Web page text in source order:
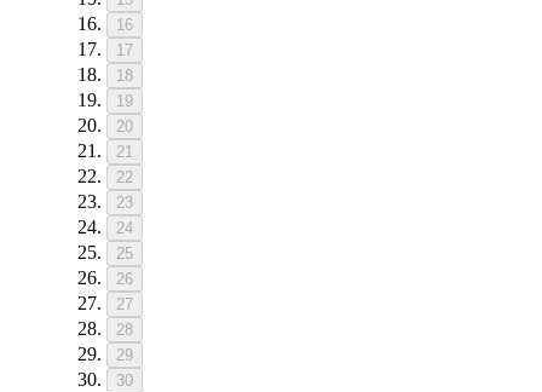
16
17
18
19
20
21
22
23
24
25
26
27
28
29
30